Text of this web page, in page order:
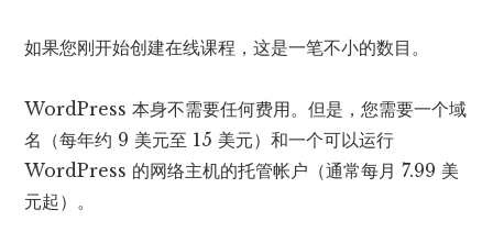
如果您刚开始创建在线课程，这是一笔不小的数目。
WordPress 本身不需要任何费用。但是，您需要一个域
名（每年约 9 美元至 15 美元）和一个可以运行
WordPress 的网络主机的托管帐户（通常每月 7.99 美
元起）。